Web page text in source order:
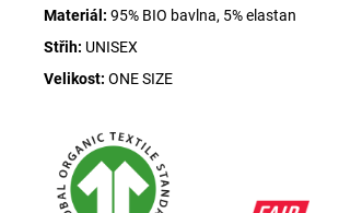
Materiál: 95% BIO bavlna, 5% elastan
Střih: UNISEX
Velikost: ONE SIZE